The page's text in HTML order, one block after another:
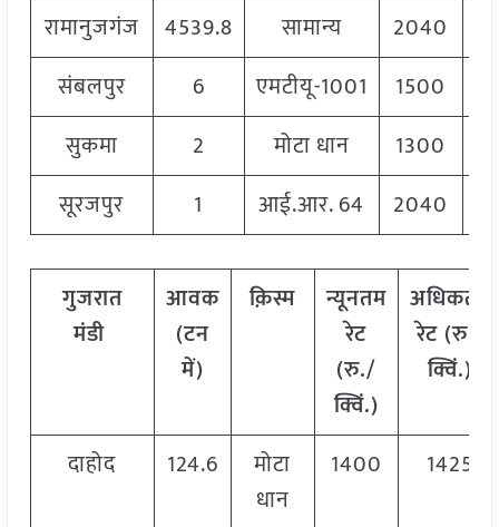
रामानुजगंज
4539.8 सामान्य 2040
संबलपुर
6 एमटीयू-1001 1500
सुकमा
2 मोटा धान 1300
सूरजपुर
1 आई.आर. 64 2040
गुजरात
मंडी
आवक
(टन
में)
क़िस्म
न्यूनतम
रेट
(रु./
क्विं.)
अधिकतम
रेट (रु./
क्विं.)
दाहोद 124.6
मोटा
धान
1400 1425